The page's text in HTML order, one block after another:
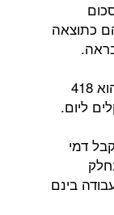
כתוצאה
כאמור, סכום דמי ההבראה במגזר הפרטי הוא 418
דמי
בינם